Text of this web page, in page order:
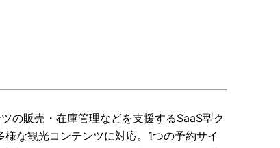
の販売・在庫管理などを支援するSaaS型ク
な観光コンテンツに対応。1つの予約サイ